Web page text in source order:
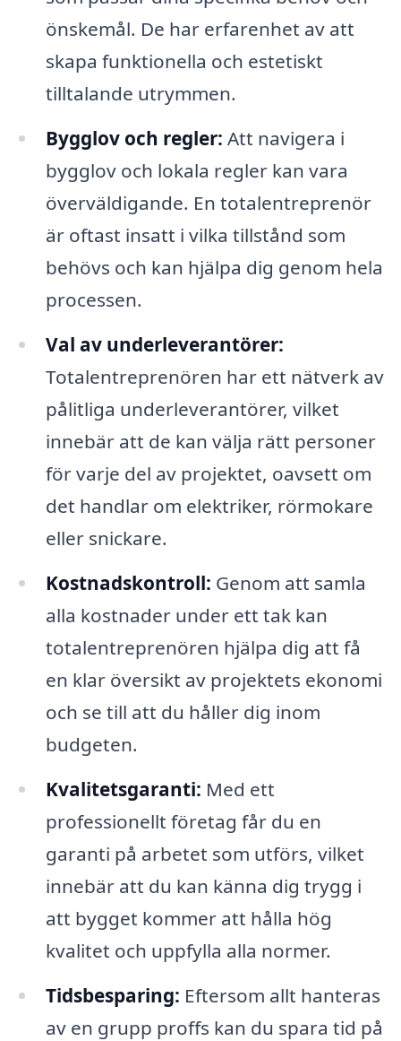
önskemål. De har erfarenhet av att
skapa funktionella och estetiskt
tilltalande utrymmen.
Bygglov och regler: Att navigera i
bygglov och lokala regler kan vara
överväldigande. En totalentreprenör
är oftast insatt i vilka tillstånd som
behövs och kan hjälpa dig genom hela
processen.
Val av underleverantörer:
Totalentreprenören har ett nätverk av
pålitliga underleverantörer, vilket
innebär att de kan välja rätt personer
för varje del av projektet, oavsett om
det handlar om elektriker, rörmokare
eller snickare.
Kostnadskontroll: Genom att samla
alla kostnader under ett tak kan
totalentreprenören hjälpa dig att få
en klar översikt av projektets ekonomi
och se till att du håller dig inom
budgeten.
Kvalitetsgaranti: Med ett
professionellt företag får du en
garanti på arbetet som utförs, vilket
innebär att du kan känna dig trygg i
att bygget kommer att hålla hög
kvalitet och uppfylla alla normer.
Tidsbesparing: Eftersom allt hanteras
av en grupp proffs kan du spara tid på